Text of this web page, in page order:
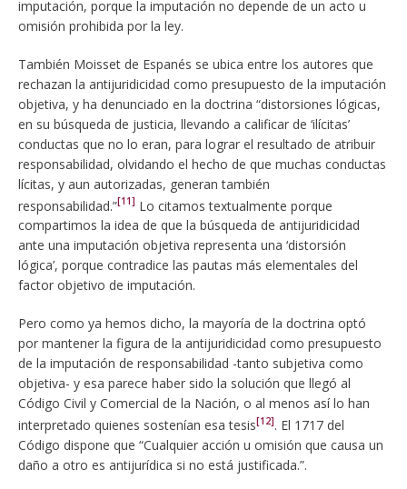
imputación, porque la imputación no depende de un acto u
omisión prohibida por la ley.
También Moisset de Espanés se ubica entre los autores que
rechazan la antijuridicidad como presupuesto de la imputación
objetiva, y ha denunciado en la doctrina “distorsiones lógicas,
en su búsqueda de justicia, llevando a calificar de ‘ilícitas’
conductas que no lo eran, para lograr el resultado de atribuir
responsabilidad, olvidando el hecho de que muchas conductas
lícitas, y aun autorizadas, generan también
responsabilidad.”[11] Lo citamos textualmente porque
compartimos la idea de que la búsqueda de antijuridicidad
ante una imputación objetiva representa una ‘distorsión
lógica’, porque contradice las pautas más elementales del
factor objetivo de imputación.
Pero como ya hemos dicho, la mayoría de la doctrina optó
por mantener la figura de la antijuridicidad como presupuesto
de la imputación de responsabilidad -tanto subjetiva como
objetiva- y esa parece haber sido la solución que llegó al
Código Civil y Comercial de la Nación, o al menos así lo han
interpretado quienes sostenían esa tesis[12]. El 1717 del
Código dispone que “Cualquier acción u omisión que causa un
daño a otro es antijurídica si no está justificada.”.